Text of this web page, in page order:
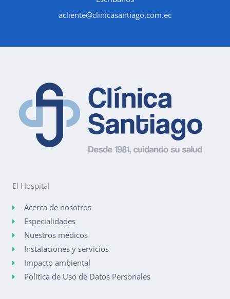
acliente@clinicasantiago.com.ec
El Hospital
Acerca de nosotros
Especialidades
Nuestros médicos
Instalaciones y servicios
Impacto ambiental
Política de Uso de Datos Personales